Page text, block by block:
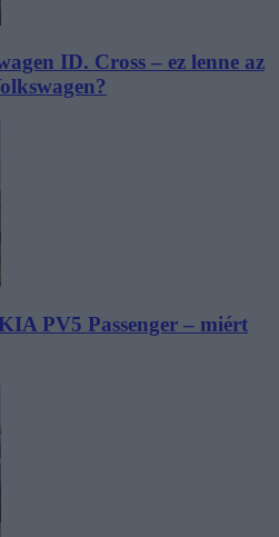
ID. Cross – ez lenne az
PV5 Passenger – miért